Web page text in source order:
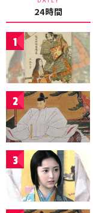
24時間
1
2
3